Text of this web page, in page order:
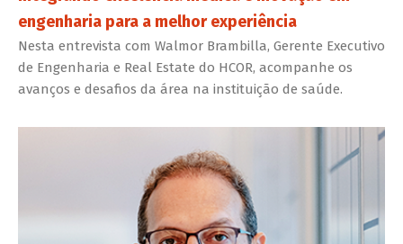
engenharia para a melhor experiência
Nesta entrevista com Walmor Brambilla, Gerente Executivo
de Engenharia e Real Estate do HCOR, acompanhe os
avanços e desafios da área na instituição de saúde.